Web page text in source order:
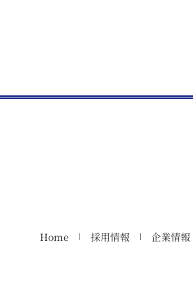
Home 採用情報 企業情報